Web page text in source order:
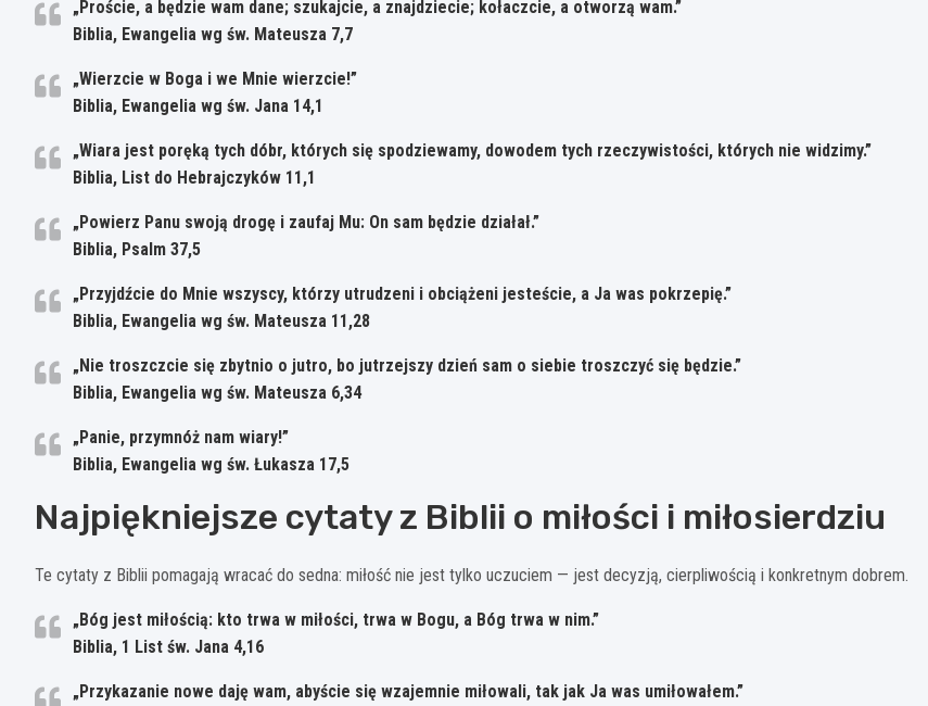
„Proście, a będzie wam dane; szukajcie, a znajdziecie; kołaczcie, a otworzą wam.”
Biblia, Ewangelia wg św. Mateusza 7,7
„Wierzcie w Boga i we Mnie wierzcie!”
Biblia, Ewangelia wg św. Jana 14,1
„Wiara jest poręką tych dóbr, których się spodziewamy, dowodem tych rzeczywistości, których nie widzimy.”
Biblia, List do Hebrajczyków 11,1
„Powierz Panu swoją drogę i zaufaj Mu: On sam będzie działał.”
Biblia, Psalm 37,5
„Przyjdźcie do Mnie wszyscy, którzy utrudzeni i obciążeni jesteście, a Ja was pokrzepię.”
Biblia, Ewangelia wg św. Mateusza 11,28
„Nie troszczcie się zbytnio o jutro, bo jutrzejszy dzień sam o siebie troszczyć się będzie.”
Biblia, Ewangelia wg św. Mateusza 6,34
„Panie, przymnóż nam wiary!”
Biblia, Ewangelia wg św. Łukasza 17,5
Najpiękniejsze cytaty z Biblii o miłości i miłosierdziu
Te cytaty z Biblii pomagają wracać do sedna: miłość nie jest tylko uczuciem — jest decyzją, cierpliwością i konkretnym dobrem.
„Bóg jest miłością: kto trwa w miłości, trwa w Bogu, a Bóg trwa w nim.”
Biblia, 1 List św. Jana 4,16
„Przykazanie nowe daję wam, abyście się wzajemnie miłowali, tak jak Ja was umiłowałem.”